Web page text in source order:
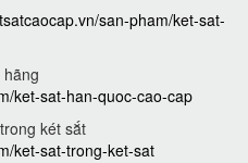
san-pham/ket-sat-
ket-sat-han-quoc-cao-cap
két sắt
ket-sat-trong-ket-sat